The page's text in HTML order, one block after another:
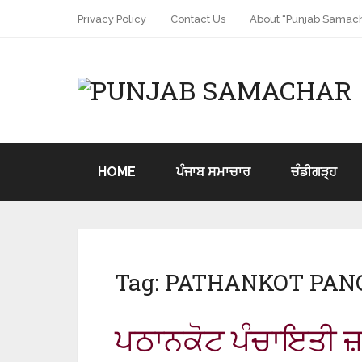
Privacy Policy Contact Us About “Punjab
HOME ਪੰਜਾਬ ਸਮਾਚਾਰ ਚੰਡੀਗੜ੍ਹ
Tag: PATHANKOT
ਪਠਾਨਕੋਟ ਪੰਚਾਇਤੀ